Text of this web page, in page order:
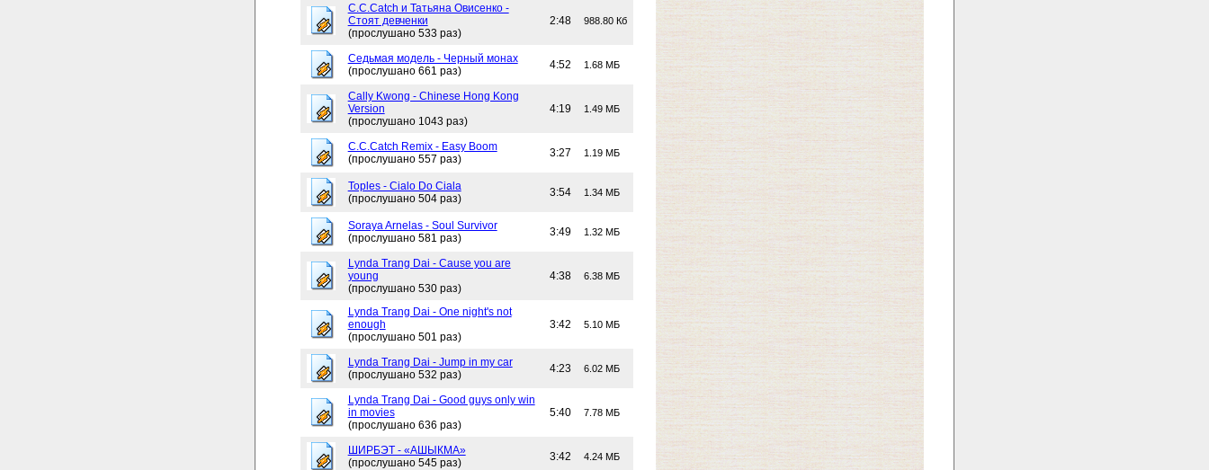
C.C.Catch и Татьяна Овисенко -
Стоят девченки
(прослушано 533 раз)
2:48 988.80 Кб
Седьмая модель - Черный монах
(прослушано 661 раз)
4:52 1.68 МБ
Cally Kwong - Chinese Hong Kong
Version
(прослушано 1043 раз)
4:19 1.49 МБ
C.C.Catch Remix - Easy Boom
(прослушано 557 раз)
3:27 1.19 МБ
Toples - Cialo Do Ciala
(прослушано 504 раз)
3:54 1.34 МБ
Soraya Arnelas - Soul Survivor
(прослушано 581 раз)
3:49 1.32 МБ
Lynda Trang Dai - Cause you are
young
(прослушано 530 раз)
4:38 6.38 МБ
Lynda Trang Dai - One night's not
enough
(прослушано 501 раз)
3:42 5.10 МБ
Lynda Trang Dai - Jump in my car
(прослушано 532 раз)
4:23 6.02 МБ
Lynda Trang Dai - Good guys only win
in movies
(прослушано 636 раз)
5:40 7.78 МБ
ШИРБЭТ - «АШЫКМА»
(прослушано 545 раз)
3:42 4.24 МБ